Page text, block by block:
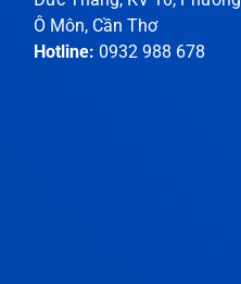
Ô Môn, Cần Thơ
Hotline: 0932 988 678